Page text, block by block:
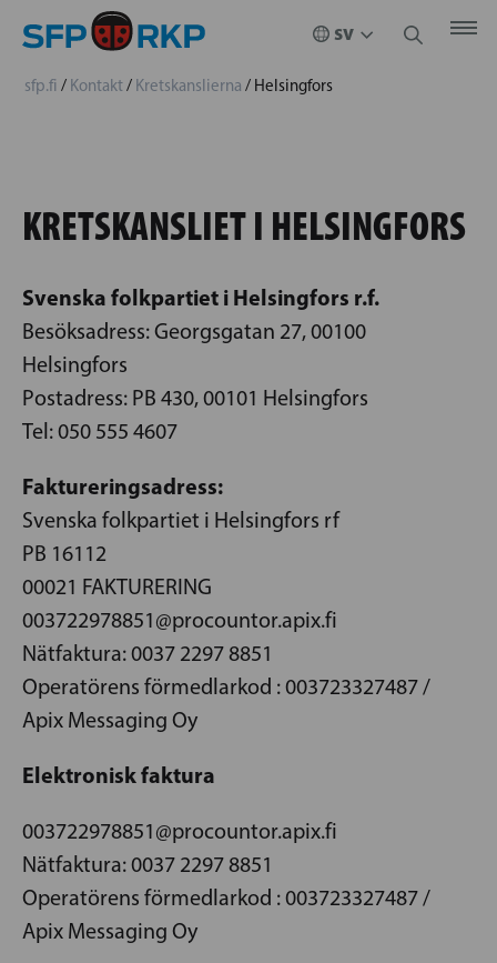
sfp.fi / Kontakt/ Kretskanslierna / Helsingfors
KRETSKANSLIET I HELSINGFORS
Svenska folkpartiet i Helsingfors r.f.
Besöksadress: Georgsgatan 27, 00100
Helsingfors
Postadress: PB 430, 00101 Helsingfors
Tel: 050 555 4607
Faktureringsadress:
Svenska folkpartiet i Helsingfors rf
PB 16112
00021 FAKTURERING
003722978851@procountor.apix.fi
Nätfaktura: 0037 2297 8851
Operatörens förmedlarkod : 003723327487 /
Apix Messaging Oy
Elektronisk faktura
003722978851@procountor.apix.fi
Nätfaktura: 0037 2297 8851
Operatörens förmedlarkod : 003723327487 /
Apix Messaging Oy